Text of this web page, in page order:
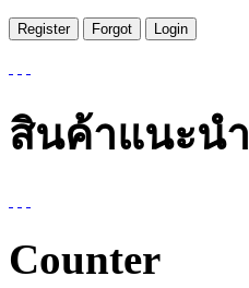
สินค้าแนะนำ
Counter